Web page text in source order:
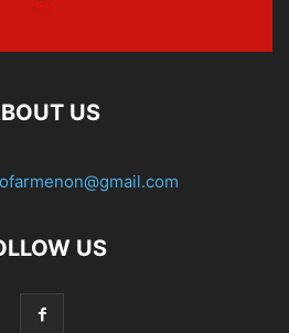
US
ofarmenon@gmail.com
US